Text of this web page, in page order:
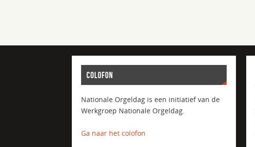
COLOFON
Nationale Orgeldag is een initiatief van de
Werkgroep Nationale Orgeldag.
Ga naar het colofon